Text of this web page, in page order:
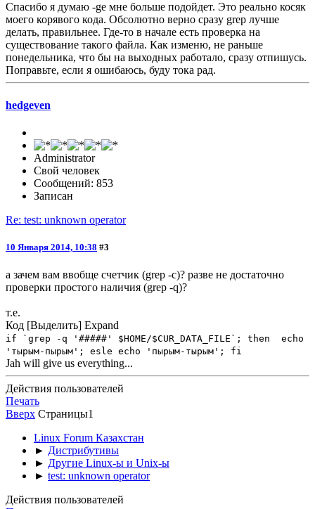
Спасибо я думаю -ge мне больше подойдет. Это реально косяк
моего корявого кода. Обсолютно верно сразу grep лучше
делать, правильнее. Где-то в начале есть проверка на
существование такого файла. Как изменю, не раньше
понедельника, что бы на выходных работало, сразу отпишусь.
Поправьте, если я ошибаюсь, буду тока рад.
hedgeven
Administrator
Свой человек
Сообщений: 853
Записан
Re: test: unknown operator
10 Января 2014, 10:38 #3
а зачем вам ввобще счетчик (grep -c)? разве не достаточно
проверки простого наличия (grep -q)?
т.е.
Код [Выделить] Expand
if `grep -q '#####' $HOME/$CUR_DATA_FILE`; then echo
'тырым-пырым'; esle echo 'пырым-тырым'; fi
Jah will give us everything...
Действия пользователей
Печать
Вверх Страницы1
Linux Forum Казахстан
► Дистрибутивы
► Другие Linux-ы и Unix-ы
► test: unknown operator
Действия пользователей